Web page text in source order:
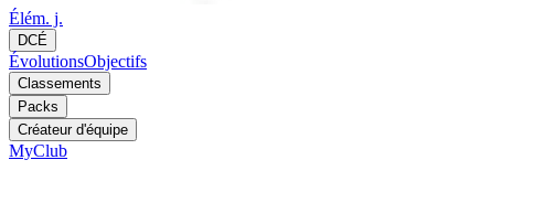
Élém. j.
DCÉ
ÉvolutionsObjectifs
Classements
Packs
Créateur d'équipe
MyClub